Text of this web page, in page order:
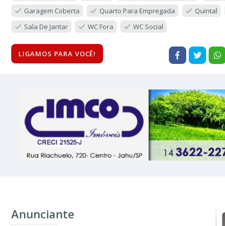
Garagem Coberta
Quarto Para Empregada Quintal
Sala De Jantar
WC Fora WC Social
LIGAMOS PARA VOCÊ!
Anunciante